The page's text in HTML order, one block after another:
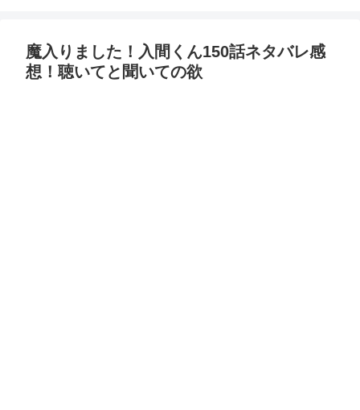
魔入りました！入間くん150話ネタバレ感
想！聴いてと聞いての欲